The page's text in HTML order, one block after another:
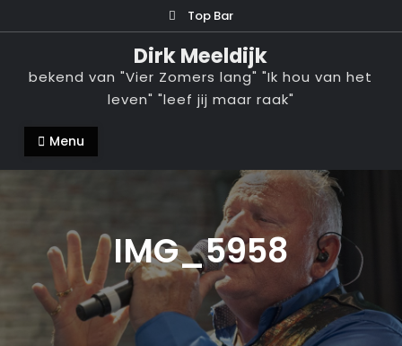
naar
inhoud
Top Bar
Dirk Meeldijk
bekend van "Vier Zomers lang" "Ik hou van het
leven" "leef jij maar raak"
Menu
IMG_5958